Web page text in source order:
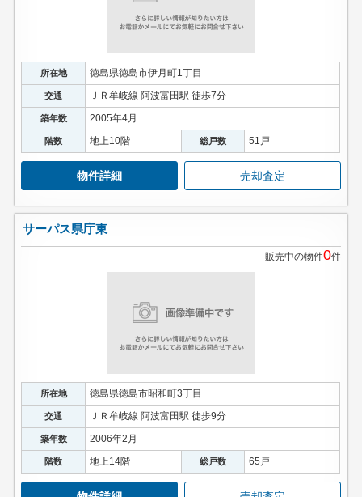
所在地 徳島県徳島市伊月町1丁目
交通 ＪＲ牟岐線 阿波富田駅 徒歩7分
築年数 2005年4月
階数 地上10階 総戸数 51戸
物件詳細 売却査定
サーパス県庁東
販売中の物件0件
所在地 徳島県徳島市昭和町3丁目
交通 ＪＲ牟岐線 阿波富田駅 徒歩9分
築年数 2006年2月
階数 地上14階 総戸数 65戸